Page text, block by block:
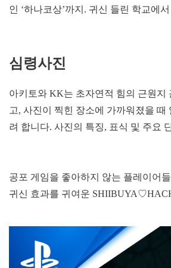
인 ‘하나코상’까지. 귀신 들린 학교에
심령사진
아키토와 KK는 초자연적 힘의 근원지
고, 사진이 찍힌 장소에 가까워졌을
려 합니다. 사진의 특징, 표식 및 주요
공포 게임을 좋아하지 않는 플레이어
귀신 효과를 귀여운